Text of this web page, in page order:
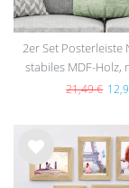
2er Set Posterleiste
stabiles MDF-Holz,
21,49 €
Wu
nsc